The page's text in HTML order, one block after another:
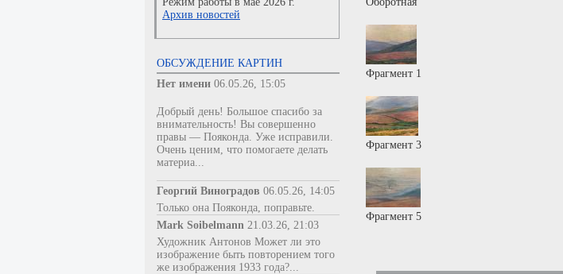
Архив новостей
ОБСУЖДЕНИЕ КАРТИН
Нет имени 06.05.26, 15:05
Добрый день! Большое спасибо за
внимательность! Вы совершенно
правы — Пояконда. Уже исправили.
Очень ценим, что помогаете делать
материа...
Георгий Виноградов 06.05.26, 14:05
Только она Пояконда, поправьте.
Mark Soibelmann 21.03.26, 21:03
Художник Антонов Может ли это
изображение быть повторением того
же изображения 1933 года?...
Фрагмент 1
Фрагмент 3
Фрагмент 5